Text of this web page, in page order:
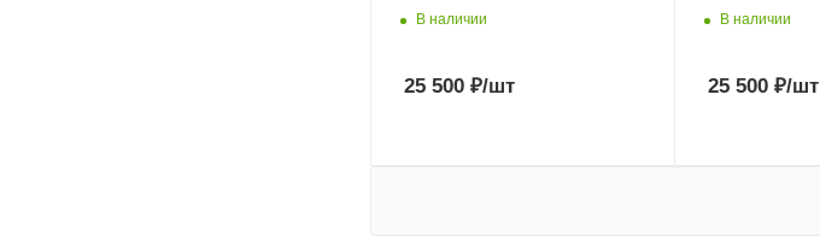
В наличии
25 500 ₽/шт
В наличии
25 500₽/шт